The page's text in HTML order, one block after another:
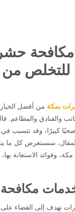
للتخلص
بمكة من أفضل
والفنادق
كبيرًا، وقد تتسبب
سنستعرض كل ما
وفوائد الاستعانة بها،
تهدف إلى القضاء على